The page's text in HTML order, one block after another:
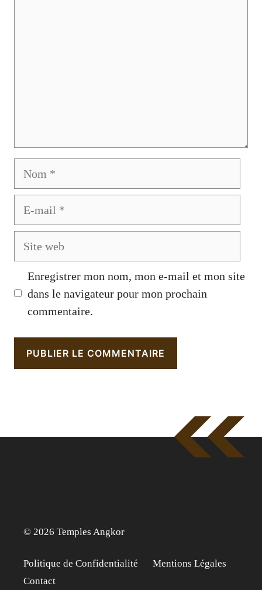
Enregistrer mon nom, mon e-mail et mon site
dans le navigateur pour mon prochain
commentaire.
© 2026 Temples Angkor
Politique de Confidentialité
Mentions Légales
Contact